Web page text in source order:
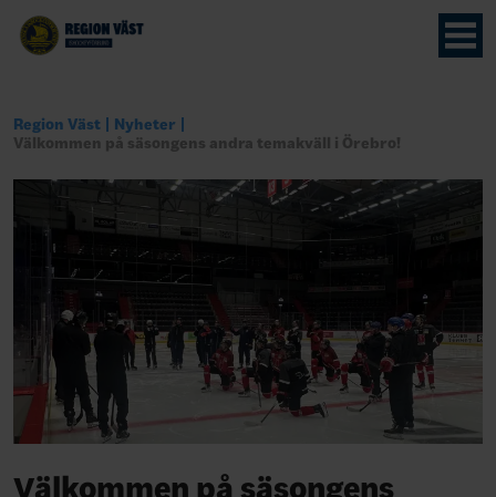
Region Väst
Nyheter
Välkommen på säsongens andra temakväll i Örebro!
Välkommen på säsongens